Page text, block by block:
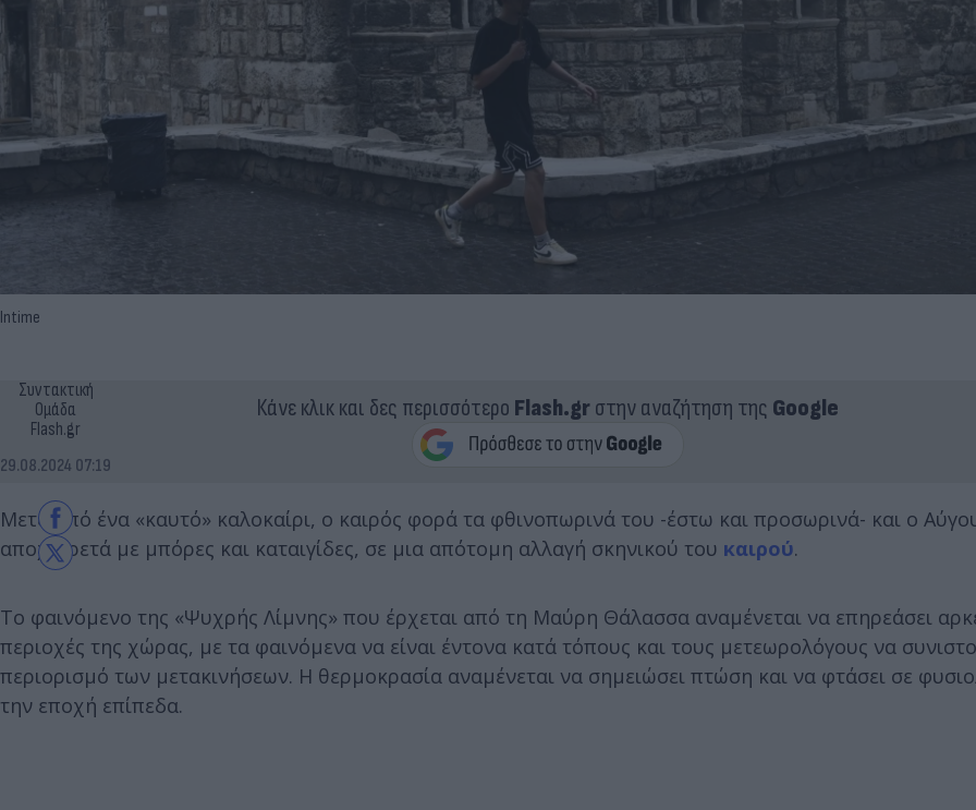
Intime
Συντακτική
Ομάδα
Flash.gr
29.08.2024 07:19
Κάνε κλικ και δες περισσότερο Flash.grστην αναζήτηση της Google
Μετά από ένα «καυτό» καλοκαίρι, ο καιρός φορά τα φθινοπωρινά του -έστω και προσωρινά- και ο
αποχαιρετά με μπόρες και καταιγίδες, σε μια απότομη αλλαγή σκηνικού του καιρού.
Το φαινόμενο της «Ψυχρής Λίμνης» που έρχεται από τη Μαύρη Θάλασσα αναμένεται να επηρεάσει
περιοχές της χώρας, με τα φαινόμενα να είναι έντονα κατά τόπους και τους μετεωρολόγους να
περιορισμό των μετακινήσεων. Η θερμοκρασία αναμένεται να σημειώσει πτώση και να φτάσει σε
την εποχή επίπεδα.